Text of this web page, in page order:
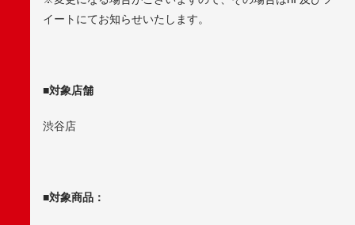
イートにてお知らせいたします。
■対象店舗
渋谷店
■対象商品：